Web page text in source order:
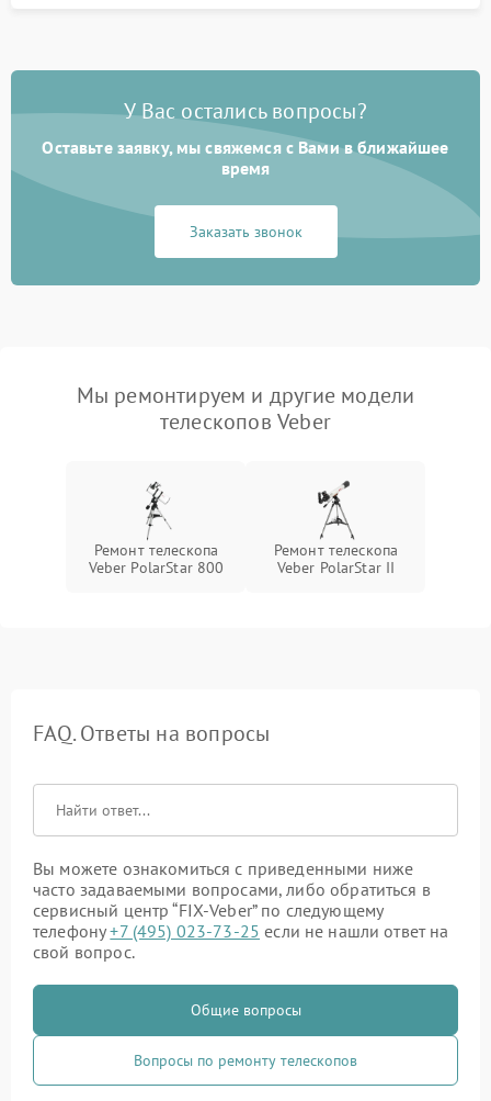
У Вас остались вопросы?
Оставьте заявку, мы свяжемся с Вами в ближайшее
время
Заказать звонок
Мы ремонтируем и другие модели
телескопов Veber
Ремонт телескопа
Veber PolarStar 800
Ремонт телескопа
Veber PolarStar II
FAQ. Ответы на вопросы
Вы можете ознакомиться с приведенными ниже
часто задаваемыми вопросами, либо обратиться в
сервисный центр “FIX-Veber” по следующему
телефону+7 (495) 023-73-25 если не нашли ответ на
свой вопрос.
Общие вопросы
Вопросы по ремонту телескопов